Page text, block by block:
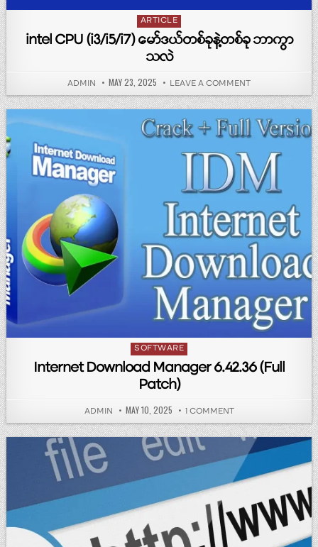
Posted in
ARTICLE
intel CPU (i3/i5/i7) မော်ဒယ်တစ်ခုနဲ့တစ်ခု ဘာကွာ
သလဲ
AUTHOR:
ADMIN PUBLISHED DATE:
MAY 23, 2025 LEAVE A COMMENTON INTEL
Posted in
SOFTWARE
Internet Download Manager 6.42.36 (Full
Patch)
AUTHOR:
ADMIN PUBLISHED DATE:
MAY 10, 2025 1 COMMENTON INTERNET